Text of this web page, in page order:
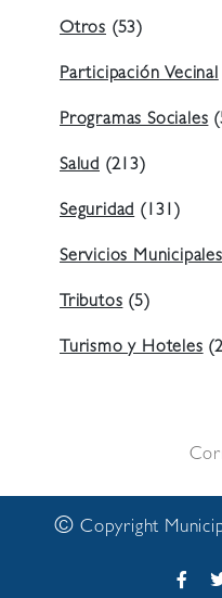
Otros (53)
Participación Vecinal
Programas Sociales
Salud (213)
Seguridad (131)
Servicios Municipales
Tributos (5)
Turismo y Hoteles
© Copyright